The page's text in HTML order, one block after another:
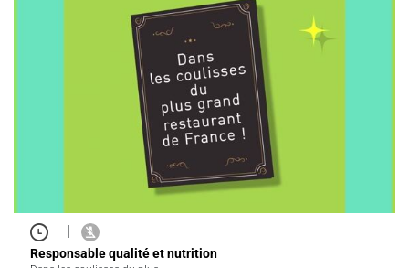
|
Responsable qualité et nutrition